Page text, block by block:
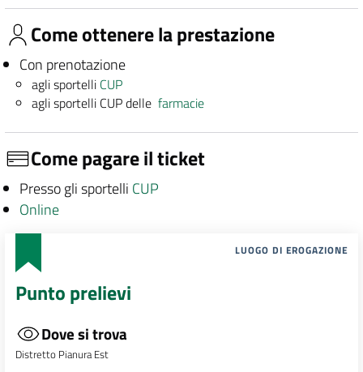
Come ottenere la prestazione
Con prenotazione
agli sportelli CUP
agli sportelli CUP dellefarmacie
Come pagare il ticket
Presso gli sportelli CUP
Online
LUOGO DI EROGAZIONE
Punto prelievi
Dove si trova
Distretto Pianura Est